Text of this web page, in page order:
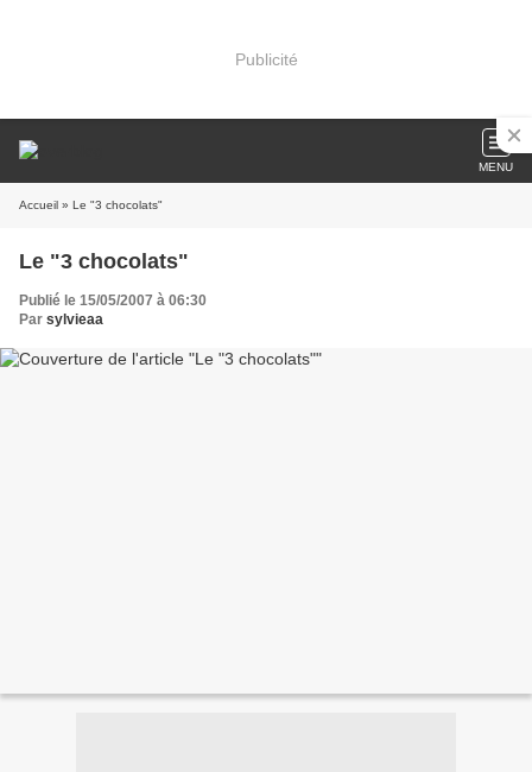
Publicité
MENU
Accueil » Le "3 chocolats"
Le "3 chocolats"
Publié le 15/05/2007 à 06:30
Par sylvieaa